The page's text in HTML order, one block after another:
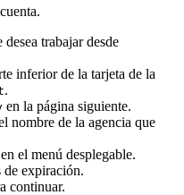
trabajar desde
inferior de la tarjeta de la
.
en la página siguiente.
nombre de la agencia que
el menú desplegable.
de expiración.
continuar.